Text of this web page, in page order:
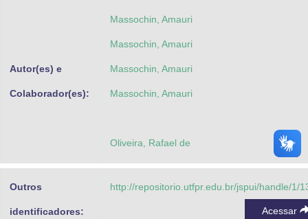
Autor(es) e
Colaborador(es):
Massochin, Amauri
Massochin, Amauri
Massochin, Amauri
Massochin, Amauri
Oliveira, Rafael de
Outros
identificadores:
http://repositorio.utfpr.edu.br/jspui/handle/1/
Acessar